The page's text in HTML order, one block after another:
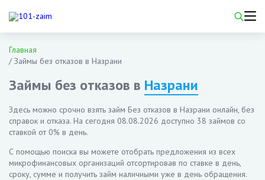
Главная
/Займы без отказов в Назрани
Займы без отказов в Назрани
Здесь можно срочно взять займ Без отказов в Назрани онлайн, без
справок и отказа. На сегодня 08.08.2026 доступно 38 займов со
ставкой от 0% в день.
С помощью поиска вы можете отобрать предложения из всех
микрофинансовых организаций отсортировав по ставке в день,
сроку, сумме и получить займ наличными уже в день обращения.